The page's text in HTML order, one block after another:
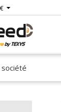
Devise - €
société